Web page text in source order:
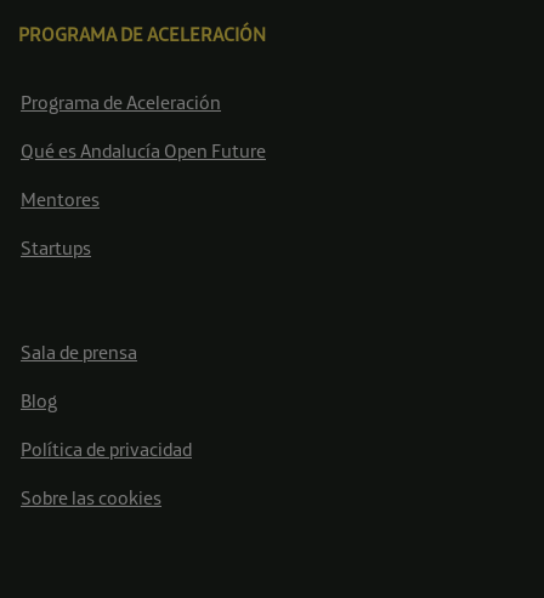
PROGRAMA DE ACELERACIÓN
Programa de Aceleración
Qué es Andalucía Open Future
Mentores
Startups
Sala de prensa
Blog
Política de privacidad
Sobre las cookies